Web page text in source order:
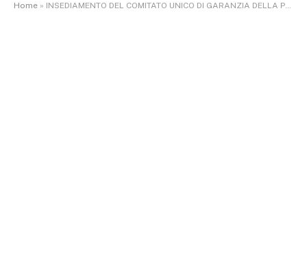
Home » INSEDIAMENTO DEL COMITATO UNICO DI GARANZIA DELLA PROVINCIA DI FOGGIA